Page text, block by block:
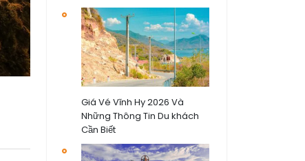
Giá Vé Vĩnh Hy 2026 Và
Những Thông Tin Du khách
Cần Biết